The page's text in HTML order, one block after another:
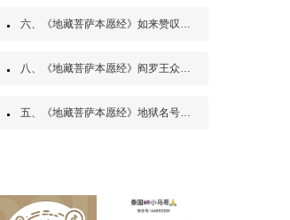
六、《地藏菩萨本愿经》如来赞叹品第六
八、《地藏菩萨本愿经》阎罗王众赞叹品第八
五、《地藏菩萨本愿经》地狱名号品第五